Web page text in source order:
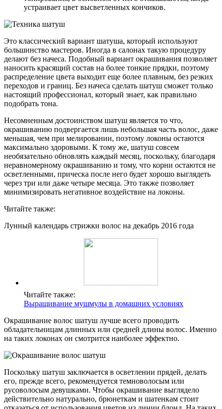
устраивает цвет высветленных кончиков.
Это классический вариант шатуша, который используют
большинство мастеров. Иногда в салонах такую процедуру
делают без начеса. Подобный вариант окрашивания позволяет
наносить красящий состав на более тонкие прядки, поэтому
распределение цвета выходит еще более плавным, без резких
переходов и границ. Без начеса сделать шатуш сможет только
настоящий профессионал, который знает, как правильно
подобрать тона.
Несомненным достоинством шатуш является то что,
окрашиванию подвергается лишь небольшая часть волос, даже
меньшая, чем при мелировании, поэтому локоны остаются
максимально здоровыми. К тому же, шатуш совсем
необязательно обновлять каждый месяц, поскольку, благодаря
неравномерному окрашиванию и тому, что корни остаются не
осветленными, прическа после него будет хорошо выглядеть
через три или даже четыре месяца. Это также позволяет
минимизировать негативное воздействие на локоны.
Читайте также:
Лунный календарь стрижки волос на декабрь 2016 года
Читайте также:
Выращивание мушмулы в домашних условиях
Окрашивание волос шатуш лучше всего проводить
обладательницам длинных или средней длины волос. Именно
на таких локонах он смотрится наиболее эффектно.
Поскольку шатуш заключается в осветлении прядей, делать
его, прежде всего, рекомендуется темноволосым или
русоволосым девушками. Чтобы окрашивание выглядело
действительно натурально, брюнеткам и шатенкам стоит